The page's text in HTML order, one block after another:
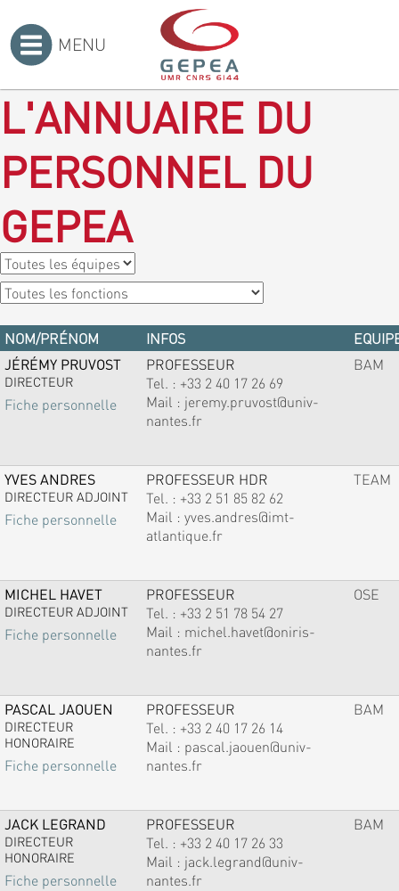
MENU
L'ANNUAIRE DU
PERSONNEL DU
GEPEA
NOM/PRÉNOM INFOS
JÉRÉMY PRUVOST
DIRECTEUR
Fiche personnelle
PROFESSEUR
Tel. : +33 2 40 17 26 69
Mail : jeremy.pruvost@univ-
nantes.fr
BAM
YVES ANDRES
DIRECTEUR ADJOINT
Fiche personnelle
PROFESSEUR HDR
Tel. : +33 2 51 85 82 62
Mail : yves.andres@imt-
atlantique.fr
TEAM
MICHEL HAVET
DIRECTEUR ADJOINT
Fiche personnelle
PROFESSEUR
Tel. : +33 2 51 78 54 27
Mail : michel.havet@oniris-
nantes.fr
OSE
PASCAL JAOUEN
DIRECTEUR
HONORAIRE
Fiche personnelle
PROFESSEUR
Tel. : +33 2 40 17 26 14
Mail : pascal.jaouen@univ-
nantes.fr
BAM
JACK LEGRAND
DIRECTEUR
HONORAIRE
Fiche personnelle
PROFESSEUR
Tel. : +33 2 40 17 26 33
Mail : jack.legrand@univ-
nantes.fr
BAM